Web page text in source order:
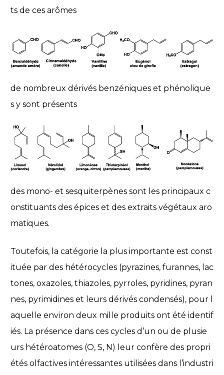
ts de ces arômes
de nombreux dérivés benzéniques et phénolique
s y sont présents
des mono- et sesquiterpènes sont les principaux c
onstituants des épices et des extraits végétaux aro
matiques.
Toutefois, la catégorie la plus importante est const
ituée par des hétérocycles (pyrazines, furannes, lac
tones, oxazoles, thiazoles, pyrroles, pyridines, pyran
nes, pyrimidines et leurs dérivés condensés), pour l
aquelle environ deux mille produits ont été identif
iés. La présence dans ces cycles d’un ou de plusie
urs hétéroatomes (O, S, N) leur confère des propri
étés olfactives intéressantes utilisées dans l’industri